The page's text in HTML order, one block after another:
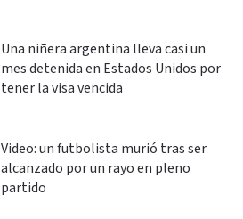
Una niñera argentina lleva casi un
mes detenida en Estados Unidos por
tener la visa vencida
Video: un futbolista murió tras ser
alcanzado por un rayo en pleno
partido